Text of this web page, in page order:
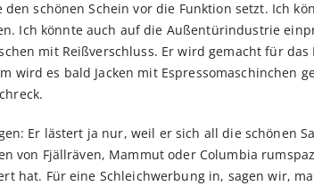
schönen Schein vor die Funktion setzt. Ich
Ich könnte auch auf die Außentürindustrie
mit Reißverschluss. Er wird gemacht für
wird es bald Jacken mit Espressomaschinchen
Er lästert ja nur, weil er sich all die schönen
Fjällräven, Mammut oder Columbia
hat. Für eine Schleichwerbung in, sagen wir,